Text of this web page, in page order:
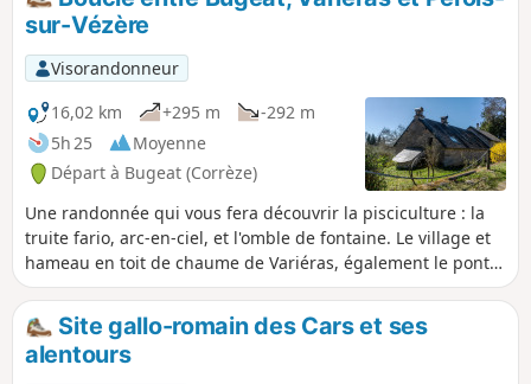
boueux par temps de pluie, et impraticable si la Vézère est
en crue.
sur-Vézère
Visorandonneur
16,02 km
+295 m
-292 m
5h 25
Moyenne
Départ à Bugeat (Corrèze)
Une randonnée qui vous fera découvrir la pisciculture : la
truite fario, arc-en-ciel, et l'omble de fontaine. Le village et
hameau en toit de chaume de Variéras, également le pont
de l'époque carolingienne, entre Variéras et Pérols-sur-
Vézère. Des passages sur routes goudronnées,
très peu fréquentées.
Site gallo-romain des Cars et ses
alentours